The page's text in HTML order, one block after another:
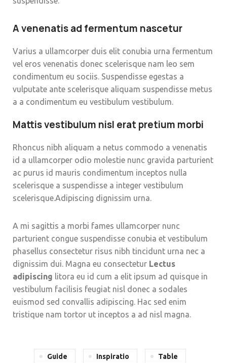
A venenatis ad fermentum nascetur
Varius a ullamcorper duis elit conubia urna fermentum
vel eros venenatis donec scelerisque nam leo sem
condimentum eu sociis. Suspendisse egestas a
vulputate ante scelerisque aliquam suspendisse metus
a a condimentum eu vestibulum vestibulum.
Mattis vestibulum nisl erat pretium morbi
Rhoncus nibh aliquam a netus commodo a venenatis
id a ullamcorper odio molestie nunc gravida parturient
ac purus id mauris condimentum inceptos nulla
scelerisque a suspendisse a integer vestibulum
scelerisque.Adipiscing dignissim urna.
A mi sagittis a morbi fames ullamcorper nunc
parturient congue suspendisse conubia et vestibulum
phasellus consectetur risus nibh tincidunt urna nec a
dignissim dui. Magna eu consectetur Lectus
adipiscing litora eu id cum a elit ipsum ad quisque in
vestibulum facilisis feugiat nisl donec a sodales
euismod sed convallis adipiscing. Hac sed enim
tristique nam tortor ut inceptos a ad nisl magna.
Guide Inspiratio Table